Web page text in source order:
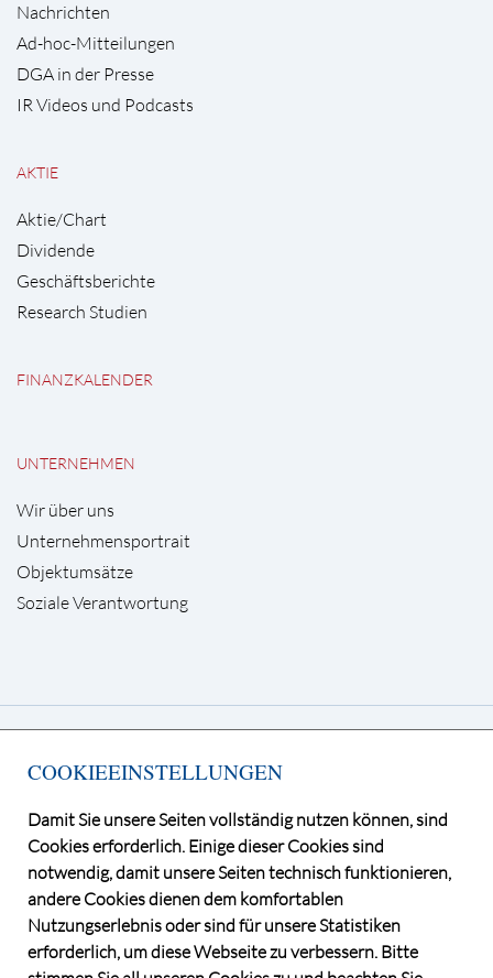
Nachrichten
Ad-hoc-Mitteilungen
DGA in der Presse
IR Videos und Podcasts
AKTIE
Aktie/Chart
Dividende
Geschäftsberichte
Research Studien
FINANZKALENDER
UNTERNEHMEN
Wir über uns
Unternehmensportrait
Objektumsätze
Soziale Verantwortung
Kurfürstendamm 65, 10707 Berlin
Telefon +49 30 / 884 68 80
E-Mail
info@dga-ag.de
COOKIEEINSTELLUNGEN
Damit Sie unsere Seiten vollständig nutzen können, sind
Cookies erforderlich. Einige dieser Cookies sind
notwendig, damit unsere Seiten technisch funktionieren,
andere Cookies dienen dem komfortablen
Nutzungserlebnis oder sind für unsere Statistiken
erforderlich, um diese Webseite zu verbessern. Bitte